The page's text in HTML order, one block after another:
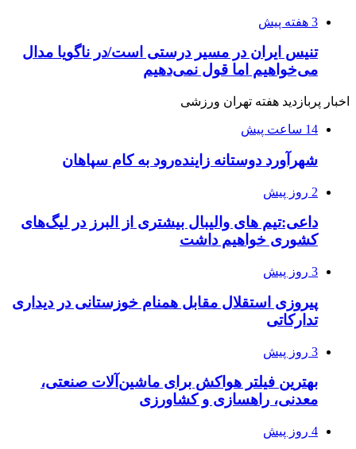
3 هفته پیش
تنیس ایران در مسیر درستی است/در ناگویا مدال
می‌خواهیم اما قول نمی‌دهیم
اخبار پربازدید هفته تهران ورزشی
14 ساعت پیش
شهرآورد دوستانه زاینده‌رود به کام سپاهان
2 روز پیش
داعی:تیم های والیبال بیشتری از البرز در لیگ‌های
کشوری خواهیم داشت
3 روز پیش
پیروزی استقلال مقابل همنام خوزستانی در دیداری
تدارکاتی
3 روز پیش
بهترین فیلتر هواکش برای ماشین‌آلات صنعتی،
معدنی، راهسازی و کشاورزی
4 روز پیش